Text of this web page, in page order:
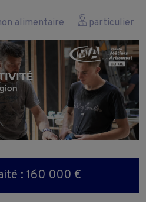
alimentaire particulier
: 160 000 €